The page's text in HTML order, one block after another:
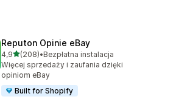
Reputon Opinie eBay
4,9na 5 gwiazdek
(208)
Łączna liczba recenzji: 208
•Bezpłatna instalacja
Więcej sprzedaży i zaufania dzięki
opiniom eBay
Built for Shopify